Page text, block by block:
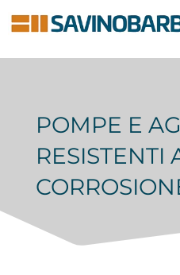
POMPE E
RESISTENTI